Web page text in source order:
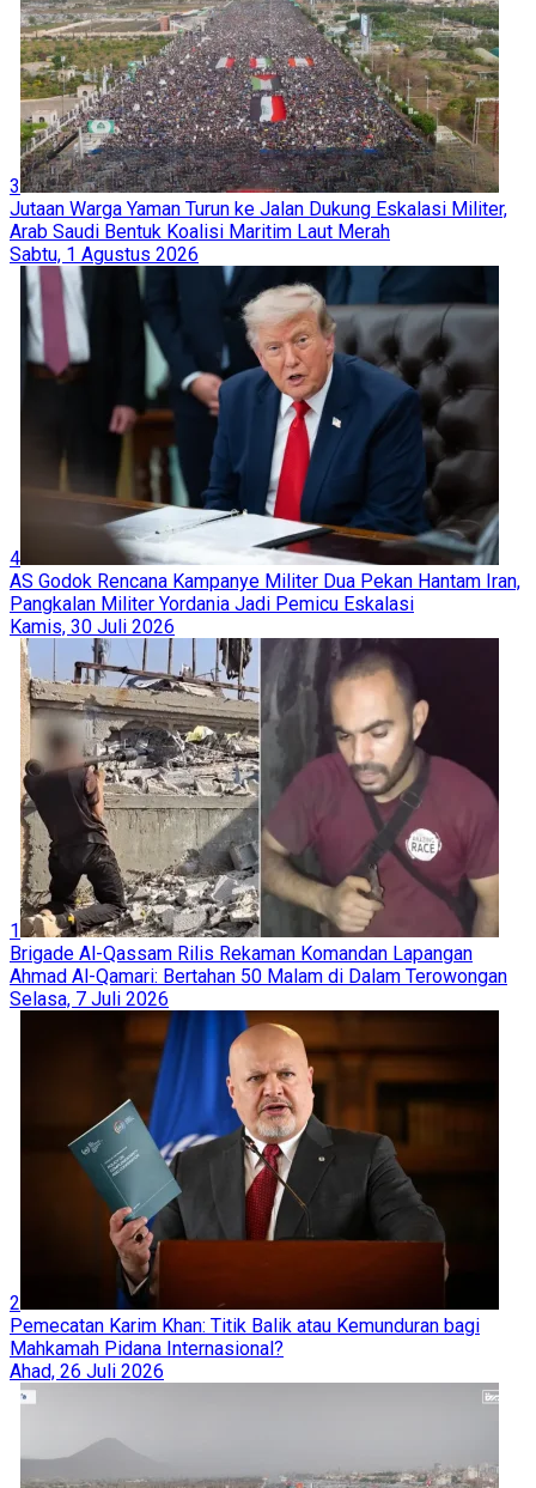
3
Jutaan Warga Yaman Turun ke Jalan Dukung Eskalasi Militer,
Arab Saudi Bentuk Koalisi Maritim Laut Merah
Sabtu, 1 Agustus 2026
4
AS Godok Rencana Kampanye Militer Dua Pekan Hantam Iran,
Pangkalan Militer Yordania Jadi Pemicu Eskalasi
Kamis, 30 Juli 2026
1
Brigade Al-Qassam Rilis Rekaman Komandan Lapangan
Ahmad Al-Qamari: Bertahan 50 Malam di Dalam Terowongan
Selasa, 7 Juli 2026
2
Pemecatan Karim Khan: Titik Balik atau Kemunduran bagi
Mahkamah Pidana Internasional?
Ahad, 26 Juli 2026